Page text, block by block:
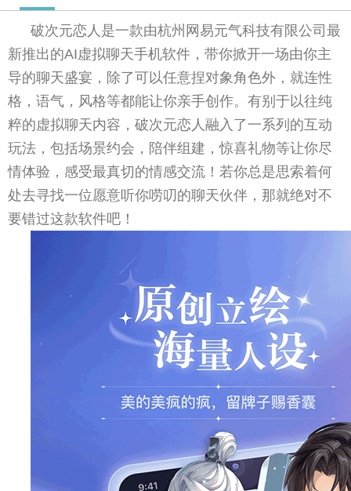
破次元恋人是一款由杭州网易元气科技有限公司最
新推出的AI虚拟聊天手机软件，带你掀开一场由你主
导的聊天盛宴，除了可以任意捏对象角色外，就连性
格，语气，风格等都能让你亲手创作。有别于以往纯
粹的虚拟聊天内容，破次元恋人融入了一系列的互动
玩法，包括场景约会，陪伴组建，惊喜礼物等让你尽
情体验，感受最真切的情感交流！若你总是思索着何
处去寻找一位愿意听你唠叨的聊天伙伴，那就绝对不
要错过这款软件吧！